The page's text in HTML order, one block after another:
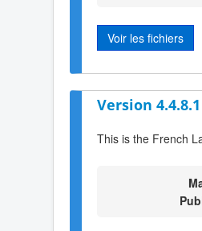
Voir les fichiers
Version 4.4.8.1
This is the French